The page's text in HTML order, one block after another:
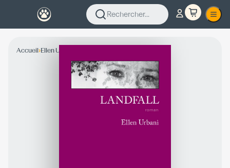
Rechercher...
Accueil›Ellen Urbani